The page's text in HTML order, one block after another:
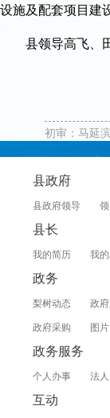
设施及配套项目建
县领导高飞、田
初审：马延
县政府
县政府领导
县长
我的简历 我
政务
梨树动态 政
政府采购 图片
政务服务
个人办事 法
互动